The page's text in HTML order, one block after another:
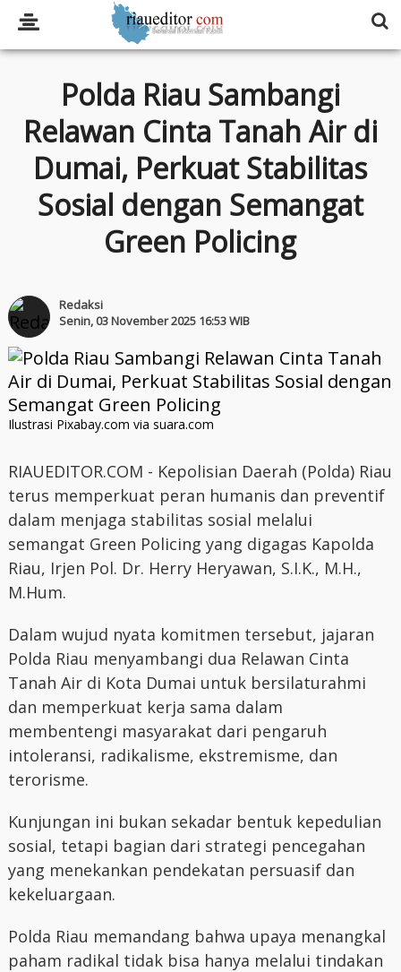
Polda Riau Sambangi
Relawan Cinta Tanah Air di
Dumai, Perkuat Stabilitas
Sosial dengan Semangat
Green Policing
Redaksi
Senin, 03 November 2025 16:53 WIB
Ilustrasi Pixabay.com via suara.com
RIAUEDITOR.COM - Kepolisian Daerah (Polda) Riau
terus memperkuat peran humanis dan preventif
dalam menjaga stabilitas sosial melalui
semangat Green Policing yang digagas Kapolda
Riau, Irjen Pol. Dr. Herry Heryawan, S.I.K., M.H.,
M.Hum.
Dalam wujud nyata komitmen tersebut, jajaran
Polda Riau menyambangi dua Relawan Cinta
Tanah Air di Kota Dumai untuk bersilaturahmi
dan memperkuat kerja sama dalam
membentengi masyarakat dari pengaruh
intoleransi, radikalisme, ekstremisme, dan
terorisme.
Kunjungan ini bukan sekadar bentuk kepedulian
sosial, tetapi bagian dari strategi pencegahan
yang menekankan pendekatan persuasif dan
kekeluargaan.
Polda Riau memandang bahwa upaya menangkal
paham radikal tidak bisa hanya melalui tindakan